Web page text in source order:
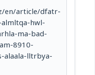
en/article/dfatr-
hwl-
ma-bad-
8910-
alaala-lltrbya-